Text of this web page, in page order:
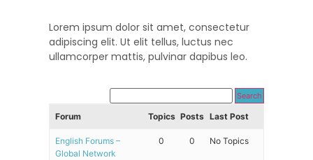
Lorem ipsum dolor sit amet, consectetur
adipiscing elit. Ut elit tellus, luctus nec
ullamcorper mattis, pulvinar dapibus leo.
Forum Topics Posts Last Post
English Forums –
Global Network
0 0 No Topics